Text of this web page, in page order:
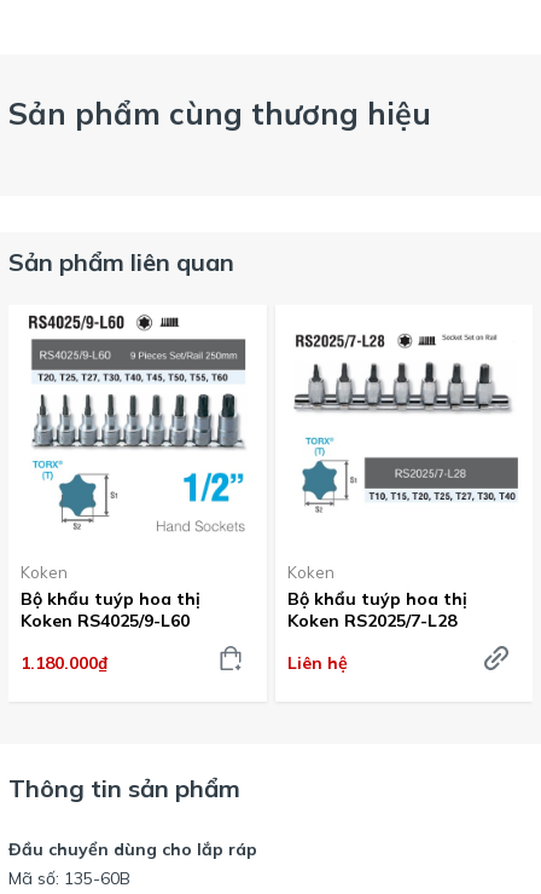
Sản phẩm cùng thương hiệu
Sản phẩm liên quan
Koken
Bộ khẩu tuýp hoa thị
Koken RS4025/9-L60
1.180.000₫
Koken
Bộ khẩu tuýp hoa thị
Koken RS2025/7-L28
Liên hệ
Thông tin sản phẩm
Đầu chuyển dùng cho lắp ráp
Mã số: 135-60B